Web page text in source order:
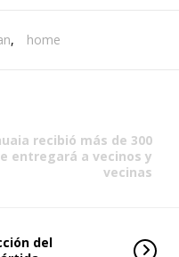
, home
recibió más de 300
entregará a vecinos y
vecinas
del